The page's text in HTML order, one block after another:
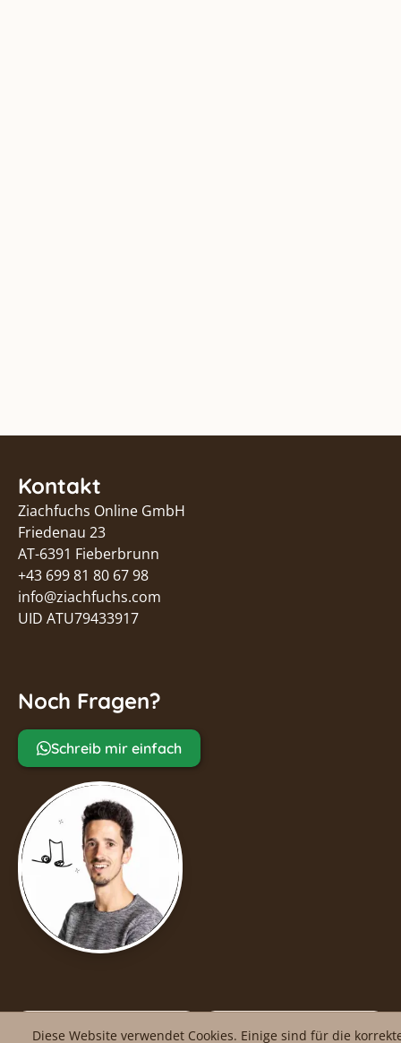
Kontakt
Ziachfuchs Online GmbH
Friedenau 23
AT-6391 Fieberbrunn
+43 699 81 80 67 98
info@ziachfuchs.com
UID ATU79433917
facebook Impressum
Noch Fragen?
Schreib mir einfach
Diese Website verwendet Cookies. Einige sind für die